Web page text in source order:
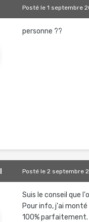
Postéle 1 septembre
personne ??
Postéle 2 septembre
Suis le conseil que
Pour info, j'ai
100% parfaitement.